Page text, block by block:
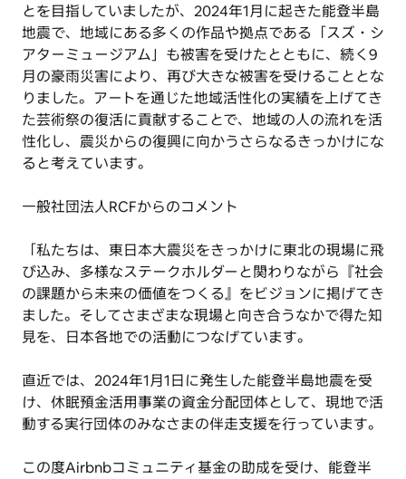
とを目指していましたが、2024年1月に起きた能登半島
地震で、地域にある多くの作品や拠点である「スズ・シ
アターミュージアム」も被害を受けたとともに、続く9
月の豪雨災害により、再び大きな被害を受けることとな
りました。アートを通じた地域活性化の実績を上げてき
た芸術祭の復活に貢献することで、地域の人の流れを活
性化し、震災からの復興に向かうさらなるきっかけにな
ると考えています。
一般社団法人RCFからのコメント
「私たちは、東日本大震災をきっかけに東北の現場に飛
び込み、多様なステークホルダーと関わりながら『社会
の課題から未来の価値をつくる』をビジョンに掲げてき
ました。そしてさまざまな現場と向き合うなかで得た知
見を、日本各地での活動につなげています。
直近では、2024年1月1日に発生した能登半島地震を受
け、休眠預金活用事業の資金分配団体として、現地で活
動する実行団体のみなさまの伴走支援を行っています。
この度Airbnbコミュニティ基金の助成を受け、能登半